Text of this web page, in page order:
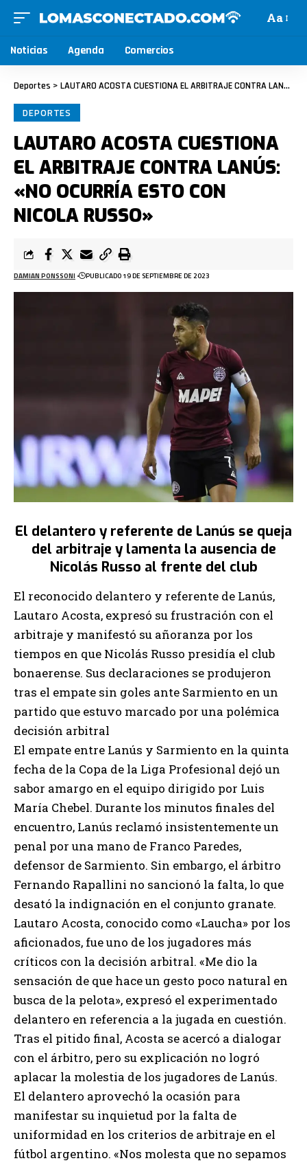
Aa
Noticias Agenda Comercios
Deportes > LAUTARO ACOSTA CUESTIONA EL ARBITRAJE CONTRA LANÚS: «NO OCURRÍA ESTO CON NICOLA RUSSO»
DEPORTES
LAUTARO ACOSTA CUESTIONA
EL ARBITRAJE CONTRA LANÚS:
«NO OCURRÍA ESTO CON
NICOLA RUSSO»
DAMIAN PONSSONI PUBLICADO 19 DE SEPTIEMBRE DE 2023
El delantero y referente de Lanús se queja
del arbitraje y lamenta la ausencia de
Nicolás Russo al frente del club
El reconocido delantero y referente de Lanús,
Lautaro Acosta, expresó su frustración con el
arbitraje y manifestó su añoranza por los
tiempos en que Nicolás Russo presidía el club
bonaerense. Sus declaraciones se produjeron
tras el empate sin goles ante Sarmiento en un
partido que estuvo marcado por una polémica
decisión arbitral
El empate entre Lanús y Sarmiento en la quinta
fecha de la Copa de la Liga Profesional dejó un
sabor amargo en el equipo dirigido por Luis
María Chebel. Durante los minutos finales del
encuentro, Lanús reclamó insistentemente un
penal por una mano de Franco Paredes,
defensor de Sarmiento. Sin embargo, el árbitro
Fernando Rapallini no sancionó la falta, lo que
desató la indignación en el conjunto granate.
Lautaro Acosta, conocido como «Laucha» por los
aficionados, fue uno de los jugadores más
críticos con la decisión arbitral. «Me dio la
sensación de que hace un gesto poco natural en
busca de la pelota», expresó el experimentado
delantero en referencia a la jugada en cuestión.
Tras el pitido final, Acosta se acercó a dialogar
con el árbitro, pero su explicación no logró
aplacar la molestia de los jugadores de Lanús.
El delantero aprovechó la ocasión para
manifestar su inquietud por la falta de
uniformidad en los criterios de arbitraje en el
fútbol argentino. «Nos molesta que no sepamos